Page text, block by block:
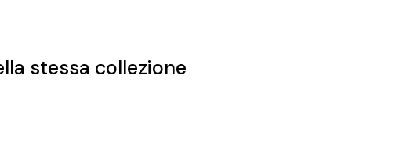
stessa collezione